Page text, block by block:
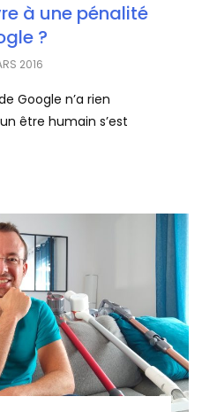
à une pénalité
?
2016
Google n’a rien
être humain s’est